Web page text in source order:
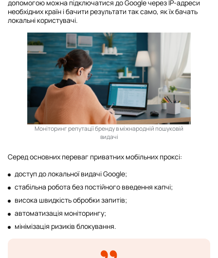
допомогою можна підключатися до Google через IP-адреси
необхідних країн і бачити результати так само, як їх бачать
локальні користувачі.
Моніторинг репутації бренду в міжнародній пошуковій
видачі
Серед основних переваг приватних мобільних проксі:
доступ до локальної видачі Google;
стабільна робота без постійного введення капчі;
висока швидкість обробки запитів;
автоматизація моніторингу;
мінімізація ризиків блокування.